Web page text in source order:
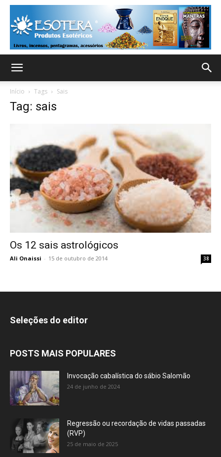
Início Tags Sais
Tag: sais
Os 12 sais astrológicos
Ali Onaissi - 15 de outubro de 2014 38
Seleções do editor
POSTS MAIS POPULARES
Invocação cabalística do sábio Salomão
24 de junho de 2024
Regressão ou recordação de vidas passadas
(RVP)
25 de maio de 2025